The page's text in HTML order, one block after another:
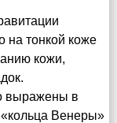
на тонкой коже
кожи,
выражены в
«кольца Венеры»